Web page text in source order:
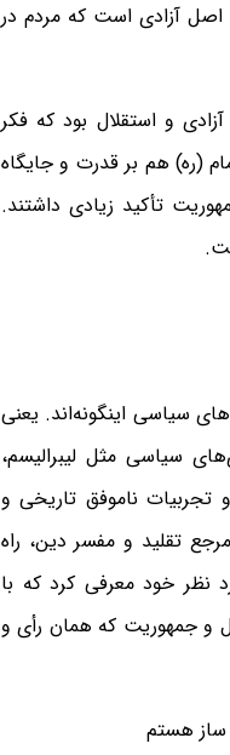
اصل آزادی است که مردم در
و استقلال بود که فکر
(ره) هم بر قدرت و جایگاه
تأکید زیادی داشتند.
سیاسی اینگونه‌اند. یعنی
سیاسی مثل لیبرالیسم،
تجربیات ناموفق تاریخی و
تقلید و مفسر دین، راه
خود معرفی کرد که با
و جمهوریت که همان رأی و
ساز هستم